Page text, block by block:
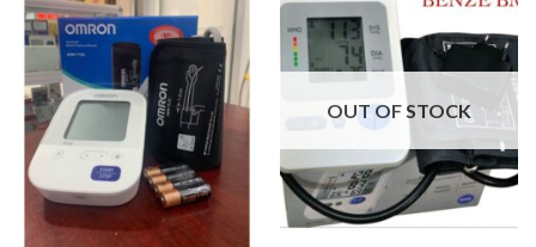
OUT OF STOCK